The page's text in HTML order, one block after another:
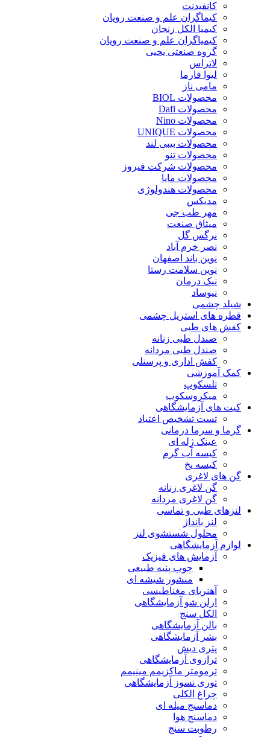
کانفیدنت
کیماگران علم و صنعت رویان
کیمیا الکل زنجان
کیمیاگران علم و صنعت رویان
گروه صنعتی یحیی
لاتراس
لیوا فارما
مامی ناز
محصولات BIOL
محصولات Dafi
محصولات Nino
محصولات UNIQUE
محصولات بیبی لند
محصولات تنو
محصولات شرکت فیروز
محصولات مایا
محصولات هندولوژی
مدیکس
مهر طب جی
میثاق صنعت
نرگس گل
نصر خرم آباد
نوین باند اصفهان
نوین سلامت رستا
نیک درمان
نیوساد
شیلد چشمی
قطره های استریل چشمی
کفش های طبی
صندل طبی زنانه
صندل طبی مردانه
کفش اداری و پرسنلی
کمک آموزشی
تلسکوپ
میکروسکوپ
کیت های آزمایشگاهی
تست تشخیص اعتیاد
گرما و سرما درمانی
عینک ژله ای
کیسه آب گرم
کیسه یخ
گن های لاغری
گن لاغری زنانه
گن لاغری مردانه
لنزهای طبی و تماسی
لنز بانداژ
محلول شستشوی لنز
لوازم آزمایشگاهی
آزمایش های فیزیک
چوب پنبه طبیعی
منشور شیشه ای
آهنربای مغناطیسی
ارلن شو آزمایشگاهی
الکل سنج
بالن آزمایشگاهی
بشر آزمایشگاهی
پتری دیش
ترازوی آزمایشگاهی
ترمومتر ماکزیمم مینیمم
توری نسوز آزمایشگاهی
چراغ الکلی
دماسنج میله ای
دماسنج هوا
رطوبت سنج